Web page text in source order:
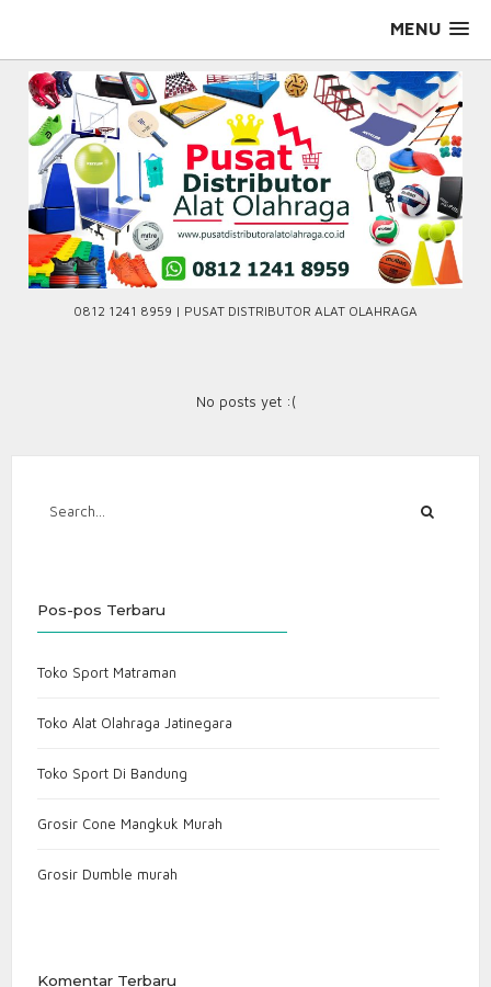
MENU
0812 1241 8959 | PUSAT DISTRIBUTOR ALAT OLAHRAGA
No posts yet :(
Pos-pos Terbaru
Toko Sport Matraman
Toko Alat Olahraga Jatinegara
Toko Sport Di Bandung
Grosir Cone Mangkuk Murah
Grosir Dumble murah
Komentar Terbaru